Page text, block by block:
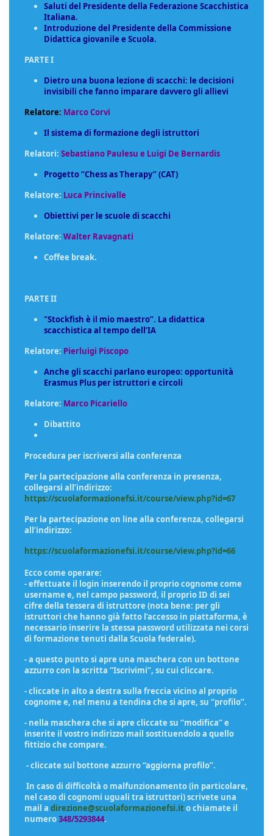
Saluti del Presidente della Federazione Scacchistica
Italiana.
Introduzione del Presidente della Commissione
Didattica giovanile e Scuola.
PARTE I
Dietro una buona lezione di scacchi: le decisioni
invisibili che fanno imparare davvero gli allievi
Relatore: Marco Corvi
Il sistema di formazione degli istruttori
Relatori: Sebastiano Paulesu e Luigi De Bernardis
Progetto “Chess as Therapy” (CAT)
Relatore: Luca Princivalle
Obiettivi per le scuole di scacchi
Relatore: Walter Ravagnati
Coffee break.
PARTE II
"Stockfish è il mio maestro”. La didattica
scacchistica al tempo dell’IA
Relatore: Pierluigi Piscopo
Anche gli scacchi parlano europeo: opportunità
Erasmus Plus per istruttori e circoli
Relatore: Marco Picariello
Dibattito
Procedura per iscriversi alla conferenza
Per la partecipazione alla conferenza in presenza,
collegarsi all’indirizzo:
https://scuolaformazionefsi.it/course/view.php?id=67
Per la partecipazione on line alla conferenza, collegarsi
all’indirizzo:
https://scuolaformazionefsi.it/course/view.php?id=66
Ecco come operare:
- effettuate il login inserendo il proprio cognome come
username e, nel campo password, il proprio ID di sei
cifre della tessera di istruttore (nota bene: per gli
istruttori che hanno già fatto l’accesso in piattaforma, è
necessario inserire la stessa password utilizzata nei corsi
di formazione tenuti dalla Scuola federale).
- a questo punto si apre una maschera con un bottone
azzurro con la scritta “Iscrivimi”, su cui cliccare.
- cliccate in alto a destra sulla freccia vicino al proprio
cognome e, nel menu a tendina che si apre, su “profilo”.
- nella maschera che si apre cliccate su “modifica” e
inserite il vostro indirizzo mail sostituendolo a quello
fittizio che compare.
- cliccate sul bottone azzurro “aggiorna profilo”.
In caso di difficoltà o malfunzionamento (in particolare,
nel caso di cognomi uguali tra istruttori) scrivete una
mail a direzione@scuolaformazionefsi.ito chiamate il
numero348/5293844.